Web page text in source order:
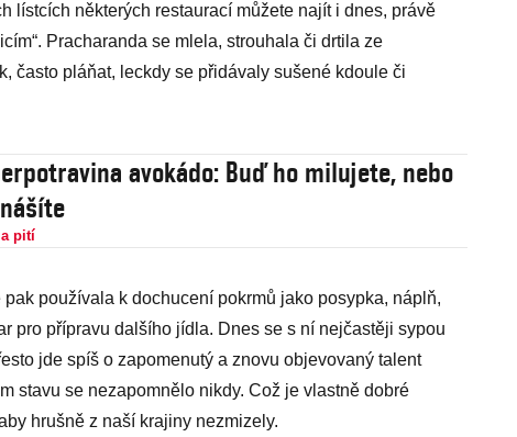
lístcích některých restaurací můžete najít i dnes, právě
Pracharanda se mlela, strouhala či drtila ze
často pláňat, leckdy se přidávaly sušené kdoule či
avokádo: Buď ho milujete, nebo
pití
používala k dochucení pokrmů jako posypka, náplň,
pro přípravu dalšího jídla. Dnes se s ní nejčastěji sypou
jde spíš o zapomenutý a znovu objevovaný talent
stavu se nezapomnělo nikdy. Což je vlastně dobré
hrušně z naší krajiny nezmizely.